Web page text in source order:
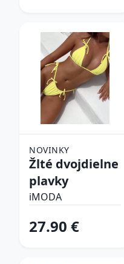
NOVINKY
Žlté dvojdielne
plavky
iMODA
27.90 €